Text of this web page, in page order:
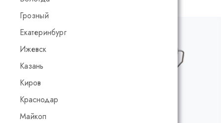
Грозный
Екатеринбург
Ижевск
Казань
Киров
Краснодар
Майкоп